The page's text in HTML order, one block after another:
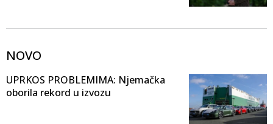
NOVO
UPRKOS PROBLEMIMA: Njemačka
oborila rekord u izvozu